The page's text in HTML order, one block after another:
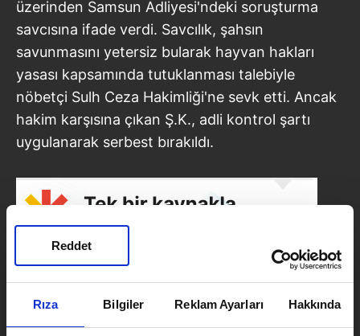
Rıza Bilgiler Reklam Ayarları Hakkında
Reddet
üzerinden Samsun Adliyesi'ndeki soruşturma
savcısına ifade verdi. Savcılık, şahsın
savunmasını yetersiz bularak hayvan hakları
yasası kapsamında tutuklanması talebiyle
nöbetçi Sulh Ceza Hakimliği'ne sevk etti. Ancak
hakim karşısına çıkan Ş.K., adli kontrol şartı
uygulanarak serbest bırakıldı.